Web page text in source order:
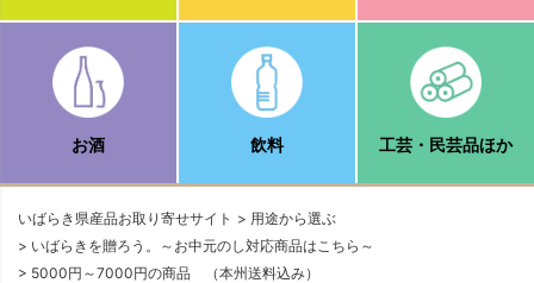
お酒 飲料 工芸・民芸品ほか
いばらき県産品お取り寄せサイト
用途から選ぶ
いばらきを贈ろう。～お中元のし対応商品はこちら～
5000円～7000円の商品 （本州送料込み）